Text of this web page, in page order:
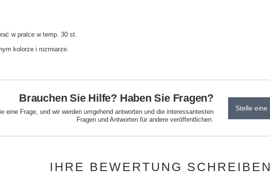
w pralce w temp. 30 st.
kolorze i rozmiarze.
Brauchen Sie Hilfe? Haben Sie Fragen?
eine Frage, und wir werden umgehend antworten und die interessantesten
Fragen und Antworten für andere veröffentlichen.
Stelle eine
IHRE BEWERTUNG SCHREIBEN